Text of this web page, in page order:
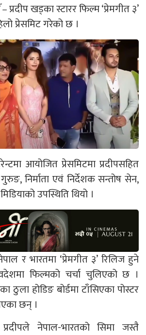
प्रदीप खड्का स्टारर फिल्म ‘प्रेमगीत ३’
प्रेसमिट गरेको छ ।
आयोजित प्रेसमिटमा प्रदीपसहित
गुरुङ, निर्माता एवं निर्देशक सन्तोष सेन,
उपस्थिति थियो ।
र भारतमा ‘प्रेमगीत ३’ रिलिज हुने
फिल्मको चर्चा चुलिएको छ ।
ठुला होडिङ बोर्डमा टाँसिएका पोस्टर
छन् ।
प्रदीपले नेपाल-भारतको सिमा जस्तै